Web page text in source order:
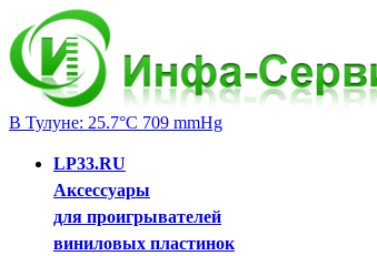
В Тулуне: 25.7°C 709 mmHg
LP33.RU
Аксессуары
для проигрывателей
виниловых пластинок